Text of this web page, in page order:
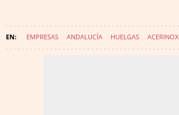
EMPRESAS ANDALUCÍA HUELGAS ACERINOX